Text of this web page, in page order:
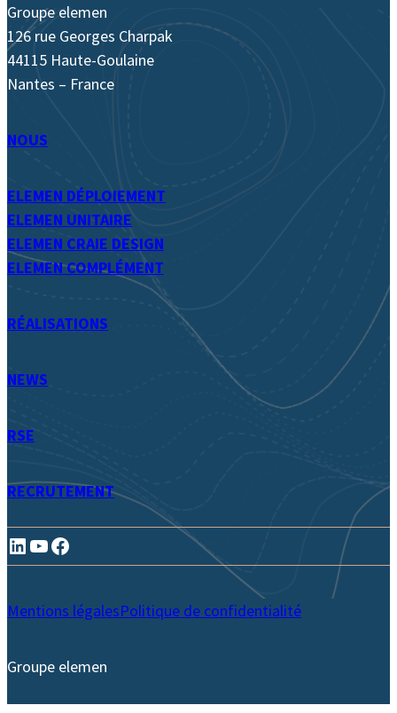
Groupe elemen
126 rue Georges Charpak
44115 Haute-Goulaine
Nantes – France
NOUS
ELEMEN DÉPLOIEMENT
ELEMEN UNITAIRE
ELEMEN CRAIE DESIGN
ELEMEN COMPLÉMENT
RÉALISATIONS
NEWS
RSE
RECRUTEMENT
LinkedIn
YouTube
Facebook
Mentions légalesPolitique de confidentialité
Groupe elemen